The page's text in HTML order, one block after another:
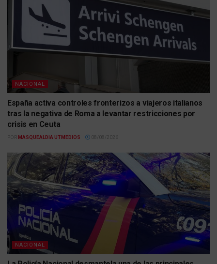
NACIONAL
España activa controles fronterizos a viajeros italianos
tras la negativa de Roma a levantar restricciones por
crisis en Ceuta
POR MASQUEALDIA UTMEDIOS 08/08/2026
NACIONAL